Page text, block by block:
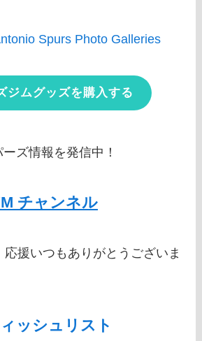
Spurs Photo Galleries
ジムグッズを購入する
ズ情報を発信中！
チャンネル
援いつもありがとうございま
ッシュリスト